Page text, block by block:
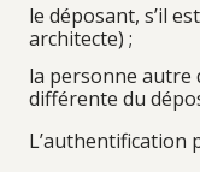
le déposant, s’il
architecte) ;
la personne autre
différente du
L’authentification